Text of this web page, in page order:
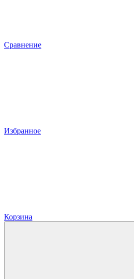
Сравнение
Избранное
Корзина